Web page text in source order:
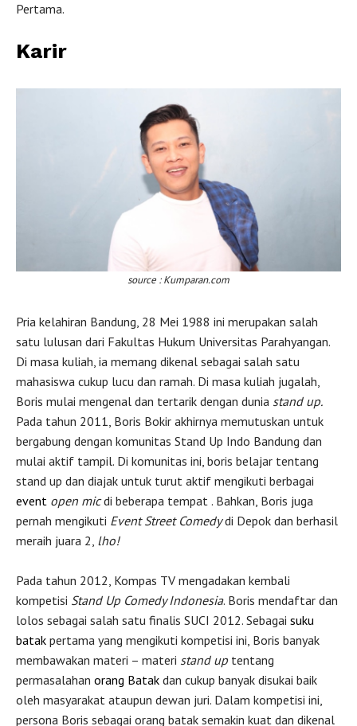
Pertama.
Karir
source : Kumparan.com
Pria kelahiran Bandung, 28 Mei 1988 ini merupakan salah
satu lulusan dari Fakultas Hukum Universitas Parahyangan.
Di masa kuliah, ia memang dikenal sebagai salah satu
mahasiswa cukup lucu dan ramah. Di masa kuliah jugalah,
Boris mulai mengenal dan tertarik dengan dunia stand up.
Pada tahun 2011, Boris Bokir akhirnya memutuskan untuk
bergabung dengan komunitas Stand Up Indo Bandung dan
mulai aktif tampil. Di komunitas ini, boris belajar tentang
stand up dan diajak untuk turut aktif mengikuti berbagai
event open micdi beberapa tempat . Bahkan, Boris juga
pernah mengikuti Event Street Comedydi Depok dan berhasil
meraih juara 2, lho!
Pada tahun 2012, Kompas TV mengadakan kembali
kompetisi Stand Up Comedy Indonesia. Boris mendaftar dan
lolos sebagai salah satu finalis SUCI 2012. Sebagai suku
batak pertama yang mengikuti kompetisi ini, Boris banyak
membawakan materi – materi stand up tentang
permasalahan orang Batak dan cukup banyak disukai baik
oleh masyarakat ataupun dewan juri. Dalam kompetisi ini,
persona Boris sebagai orang batak semakin kuat dan dikenal